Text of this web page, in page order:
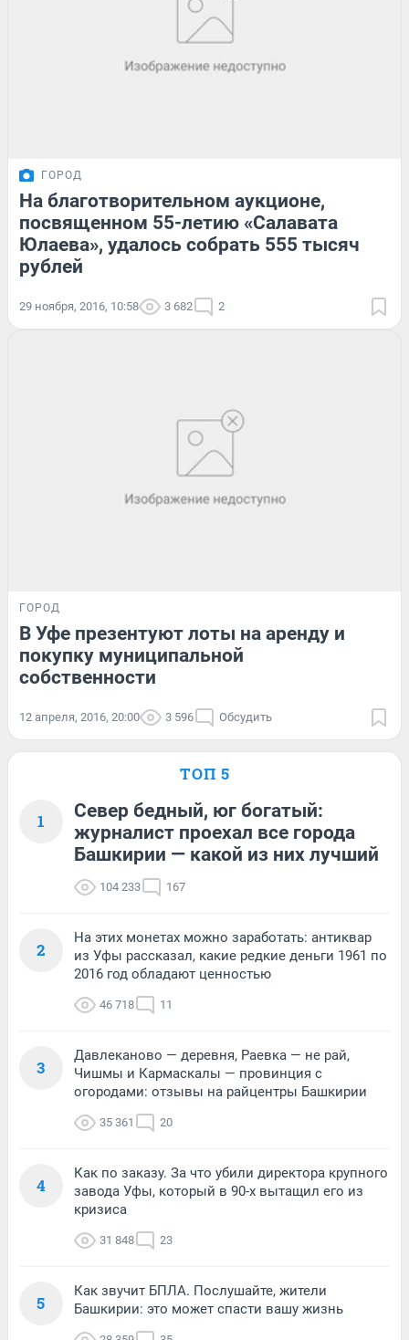
ГОРОД
На благотворительном аукционе,
посвященном 55-летию «Салавата
Юлаева», удалось собрать 555 тысяч
рублей
29 ноября, 2016, 10:58 3 682 2
ГОРОД
В Уфе презентуют лоты на аренду и
покупку муниципальной
собственности
12 апреля, 2016, 20:00 3 596 Обсудить
ТОП 5
1
Север бедный, юг богатый:
журналист проехал все города
Башкирии — какой из них лучший
104 233 167
2
На этих монетах можно заработать: антиквар
из Уфы рассказал, какие редкие деньги 1961 по
2016 год обладают ценностью
46 718 11
3
Давлеканово — деревня, Раевка — не рай,
Чишмы и Кармаскалы — провинция с
огородами: отзывы на райцентры Башкирии
35 361 20
4
Как по заказу. За что убили директора крупного
завода Уфы, который в 90-х вытащил его из
кризиса
31 848 23
5
Как звучит БПЛА. Послушайте, жители
Башкирии: это может спасти вашу жизнь